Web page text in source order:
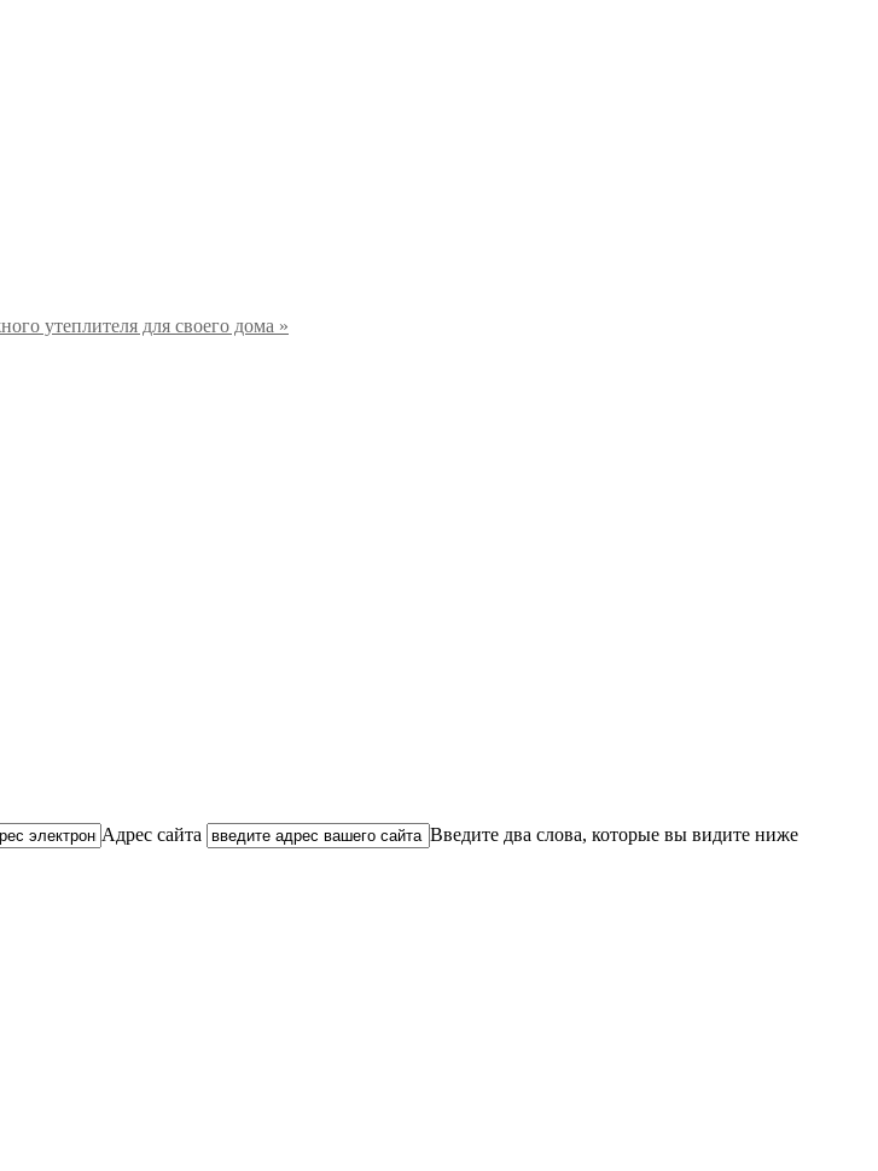
утеплителя для своего дома »
Адрес сайта Введите два слова, которые вы видите ниже